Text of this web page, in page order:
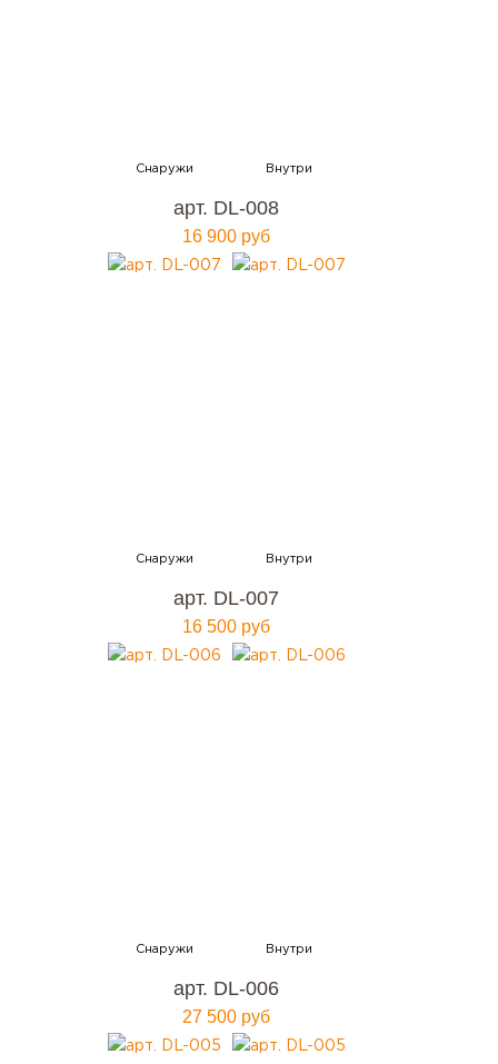
арт. DL-008
16 900 руб
арт. DL-007
16 500 руб
арт. DL-006
27 500 руб